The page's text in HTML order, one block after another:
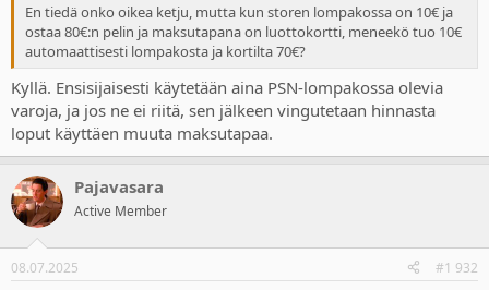
En tiedä onko oikea ketju, mutta kun storen lompakossa on 10€ ja
ostaa 80€:n pelin ja maksutapana on luottokortti, meneekö tuo 10€
automaattisesti lompakosta ja kortilta 70€?
Kyllä. Ensisijaisesti käytetään aina PSN-lompakossa olevia
varoja, ja jos ne ei riitä, sen jälkeen vingutetaan hinnasta
loput käyttäen muuta maksutapaa.
Pajavasara
Active Member
08.07.2025 #1 932